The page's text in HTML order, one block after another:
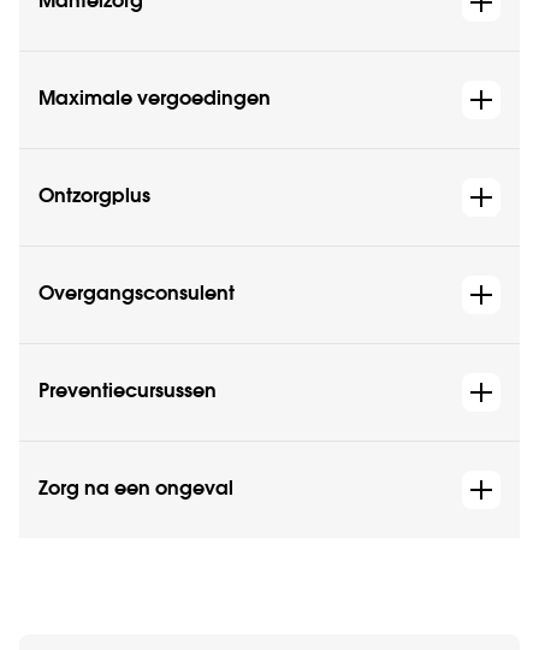
Maximale vergoedingen
Ontzorgplus
Overgangsconsulent
Preventiecursussen
Zorg na een ongeval